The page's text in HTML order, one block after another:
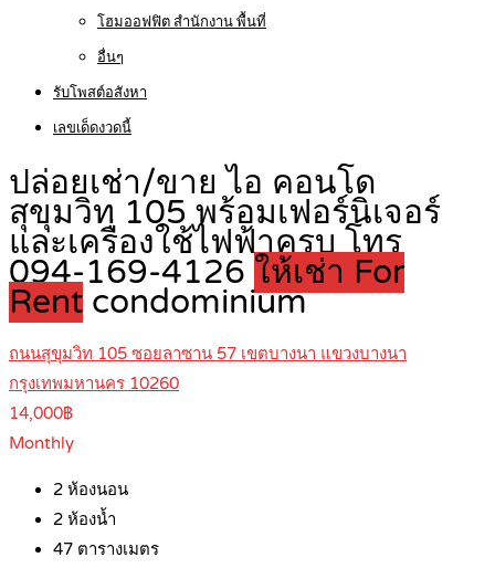
โฮมออฟฟิต สำนักงาน พื้นที่
อื่นๆ
รับโพสต์อสังหา
เลขเด็ดงวดนี้
ปล่อยเช่า/ขาย ไอ คอนโด
สุขุมวิท 105 พร้อมเฟอร์นิเจอร์
และเครื่องใช้ไฟฟ้าครบ โทร
094-169-4126 ให้เช่า For
Rent condominium
ถนนสุขุมวิท 105 ซอยลาซาน 57 เขตบางนา แขวงบางนา
กรุงเทพมหานคร 10260
14,000฿
Monthly
2 ห้องนอน
2 ห้องน้ำ
47 ตารางเมตร